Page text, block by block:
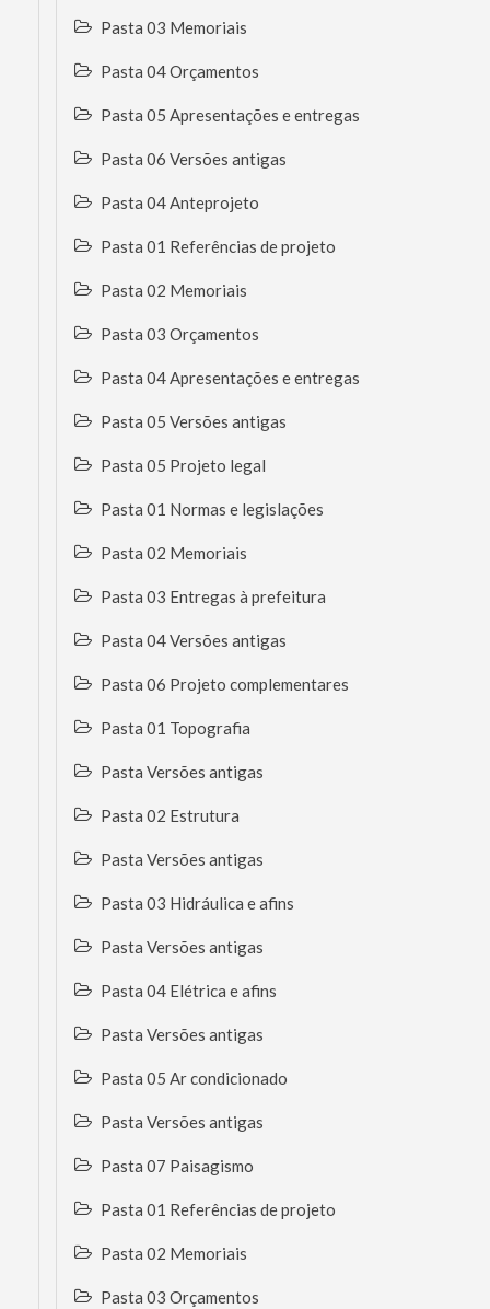
Pasta 03 Memoriais
Pasta 04 Orçamentos
Pasta 05 Apresentações e entregas
Pasta 06 Versões antigas
Pasta 04 Anteprojeto
Pasta 01 Referências de projeto
Pasta 02 Memoriais
Pasta 03 Orçamentos
Pasta 04 Apresentações e entregas
Pasta 05 Versões antigas
Pasta 05 Projeto legal
Pasta 01 Normas e legislações
Pasta 02 Memoriais
Pasta 03 Entregas à prefeitura
Pasta 04 Versões antigas
Pasta 06 Projeto complementares
Pasta 01 Topografia
Pasta Versões antigas
Pasta 02 Estrutura
Pasta Versões antigas
Pasta 03 Hidráulica e afins
Pasta Versões antigas
Pasta 04 Elétrica e afins
Pasta Versões antigas
Pasta 05 Ar condicionado
Pasta Versões antigas
Pasta 07 Paisagismo
Pasta 01 Referências de projeto
Pasta 02 Memoriais
Pasta 03 Orçamentos